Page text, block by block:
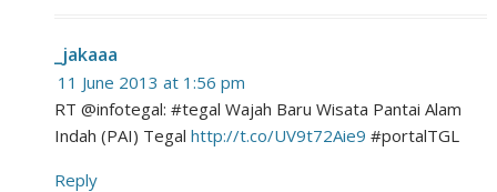
_jakaaa
11 June 2013 at 1:56 pm
RT @infotegal: #tegal Wajah Baru Wisata Pantai Alam
Indah (PAI) Tegalhttp://t.co/UV9t72Aie9 #portalTGL
Reply